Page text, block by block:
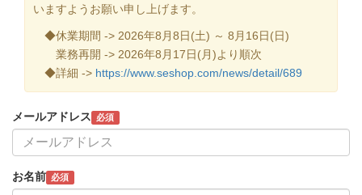
いますようお願い申し上げます。
◆休業期間 -> 2026年8月8日(土) ～ 8月16日(日)
業務再開 -> 2026年8月17日(月)より順次
◆詳細 -> https://www.seshop.com/news/detail/689
メールアドレス 必須
お名前 必須